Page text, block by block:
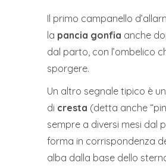
Il primo campanello
la pancia gonfia anche
dal parto, con l’ombelico
sporgere.
Un altro segnale tipico è
di cresta (detta anche
sempre a diversi mesi dal
forma in corrispondenza
alba dalla base dello